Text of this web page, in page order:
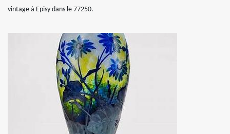
vintage à Episy dans le 77250.